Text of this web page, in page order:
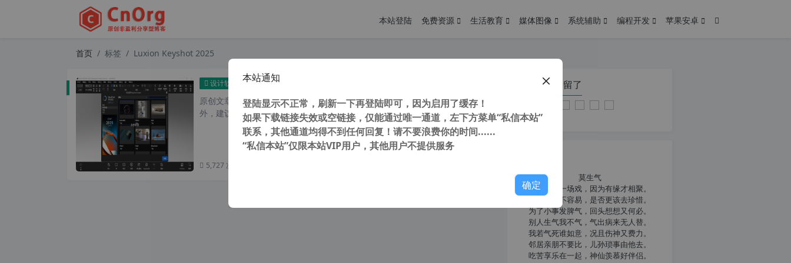
本站登陆 免费资源 生活教育 媒体图像 系统辅助 编程开发 苹果安卓
首页 标签 Luxion Keyshot 2025
设计软件 全网唯一能用版 Luxion Keyshot Enteprise 2025.2.1 v14.1.1.5 中文版 3D渲染和动画软件
原创文章，转载请注明： 转载自 cnorg.12hp.de 注意： 由于网站空间位于国
外，建议避开晚上的访问高...
5,727 次浏览
您在本页停留了
莫生气
人生就像一场戏，因为有缘才相聚。
相扶到老不容易，是否更该去珍惜。
为了小事发脾气，回头想想又何必。
别人生气我不气，气出病来无人替。
我若气死谁如意，况且伤神又费力。
邻居亲朋不要比，儿孙琐事由他去。
吃苦享乐在一起，神仙羡慕好伴侣。
本站通知
登陆显示不正常，刷新一下再登陆即可，因为启用了缓存！
如果下载链接失效或空链接，仅能通过唯一通道，左下方菜单“私信本站”
联系，其他通道均得不到任何回复！请不要浪费你的时间......
“私信本站”仅限本站VIP用户，其他用户不提供服务
确定